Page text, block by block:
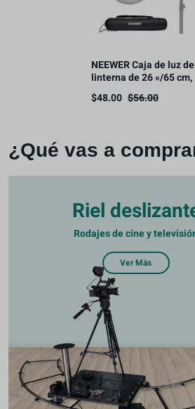
NEEWER Caja de luz de
linterna de 26 «/65 cm,
difusor de luz de
liberación rápida 360°
$56.00
$48.00
¿Qué vas a
Riel
Rodajes de cine y
Ver Más